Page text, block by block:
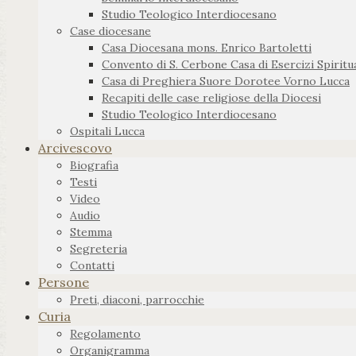
Studio Teologico Interdiocesano
Case diocesane
Casa Diocesana mons. Enrico Bartoletti
Convento di S. Cerbone Casa di Esercizi
Casa di Preghiera Suore Dorotee Vorno Lucca
Recapiti delle case religiose della Diocesi
Studio Teologico Interdiocesano
Ospitali Lucca
Arcivescovo
Biografia
Testi
Video
Audio
Stemma
Segreteria
Contatti
Persone
Preti, diaconi, parrocchie
Curia
Regolamento
Organigramma